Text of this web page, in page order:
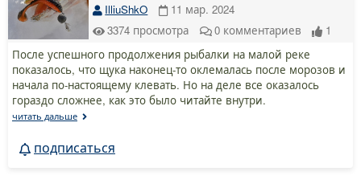
IlliuShkO
11 мар. 2024
3374 просмотра 0 комментариев
1
После успешного продолжения рыбалки на малой реке
показалось, что щука наконец-то оклемалась после морозов и
начала по-настоящему клевать. Но на деле все оказалось
гораздо сложнее, как это было читайте внутри.
читать дальше
подписаться